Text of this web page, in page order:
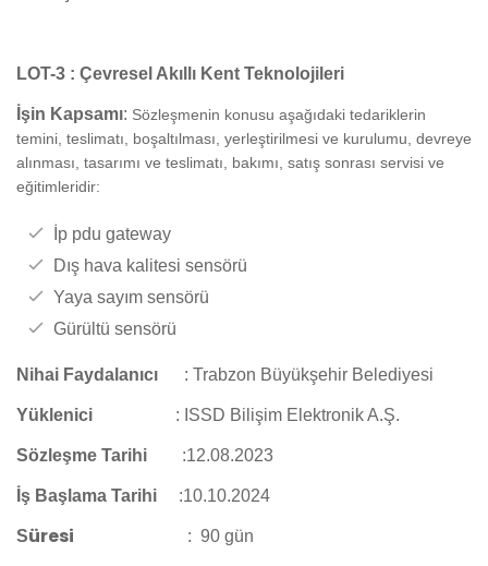
LOT-3 : Çevresel Akıllı Kent Teknolojileri
İşin Kapsamı: Sözleşmenin konusu aşağıdaki tedariklerin
temini, teslimatı, boşaltılması, yerleştirilmesi ve kurulumu, devreye
alınması, tasarımı ve teslimatı, bakımı, satış sonrası servisi ve
eğitimleridir:
İp pdu gateway
Dış hava kalitesi sensörü
Yaya sayım sensörü
Gürültü sensörü
Nihai Faydalanıcı : Trabzon Büyükşehir Belediyesi
Yüklenici : ISSD Bilişim Elektronik A.Ş.
Sözleşme Tarihi :12.08.2023
İş Başlama Tarihi :10.10.2024
Süresi : 90 gün